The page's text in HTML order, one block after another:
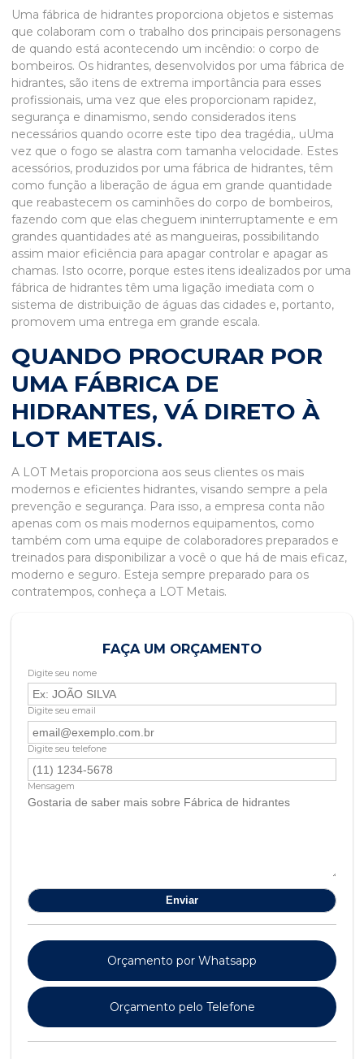
Uma fábrica de hidrantes proporciona objetos e sistemas
que colaboram com o trabalho dos principais personagens
de quando está acontecendo um incêndio: o corpo de
bombeiros. Os hidrantes, desenvolvidos por uma fábrica de
hidrantes, são itens de extrema importância para esses
profissionais, uma vez que eles proporcionam rapidez,
segurança e dinamismo, sendo considerados itens
necessários quando ocorre este tipo dea tragédia,. uUma
vez que o fogo se alastra com tamanha velocidade. Estes
acessórios, produzidos por uma fábrica de hidrantes, têm
como função a liberação de água em grande quantidade
que reabastecem os caminhões do corpo de bombeiros,
fazendo com que elas cheguem ininterruptamente e em
grandes quantidades até as mangueiras, possibilitando
assim maior eficiência para apagar controlar e apagar as
chamas. Isto ocorre, porque estes itens idealizados por uma
fábrica de hidrantes têm uma ligação imediata com o
sistema de distribuição de águas das cidades e, portanto,
promovem uma entrega em grande escala.
QUANDO PROCURAR POR
UMA FÁBRICA DE
HIDRANTES, VÁ DIRETO À
LOT METAIS.
A LOT Metais proporciona aos seus clientes os mais
modernos e eficientes hidrantes, visando sempre a pela
prevenção e segurança. Para isso, a empresa conta não
apenas com os mais modernos equipamentos, como
também com uma equipe de colaboradores preparados e
treinados para disponibilizar a você o que há de mais eficaz,
moderno e seguro. Esteja sempre preparado para os
contratempos, conheça a LOT Metais.
FAÇA UM ORÇAMENTO
Digite seu nome
Digite seu email
Digite seu telefone
Mensagem
Orçamento por Whatsapp
Orçamento pelo Telefone